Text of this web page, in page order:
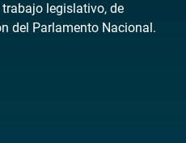
legislativo, de
del Parlamento Nacional.